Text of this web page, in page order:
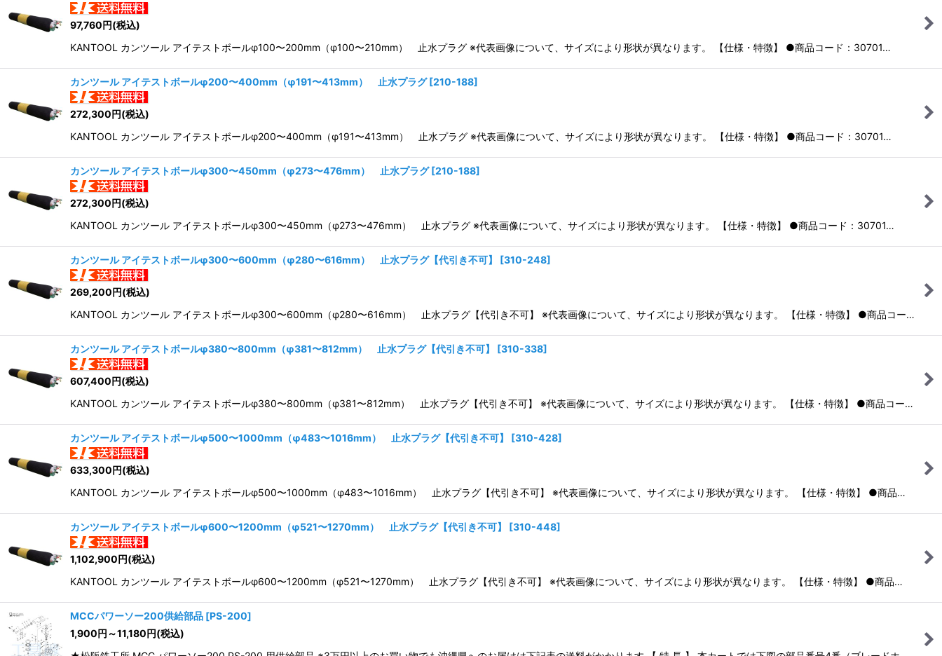
97,760円(税込)
KANTOOL カンツール アイテストボールφ100〜200mm（φ100〜210mm） 止水プラグ ※代表画像について、サイズにより形状が異なります。 【仕様・特徴】 ●商品コード：30701…
カンツール アイテストボールφ200〜400mm（φ191〜413mm） 止水プラグ [210-188]
272,300円(税込)
KANTOOL カンツール アイテストボールφ200〜400mm（φ191〜413mm） 止水プラグ ※代表画像について、サイズにより形状が異なります。 【仕様・特徴】 ●商品コード：30701…
カンツール アイテストボールφ300〜450mm（φ273〜476mm） 止水プラグ [210-188]
272,300円(税込)
KANTOOL カンツール アイテストボールφ300〜450mm（φ273〜476mm） 止水プラグ ※代表画像について、サイズにより形状が異なります。 【仕様・特徴】 ●商品コード：30701…
カンツール アイテストボールφ300〜600mm（φ280〜616mm） 止水プラグ【代引き不可】 [310-248]
269,200円(税込)
KANTOOL カンツール アイテストボールφ300〜600mm（φ280〜616mm） 止水プラグ【代引き不可】 ※代表画像について、サイズにより形状が異なります。 【仕様・特徴】 ●商品コー…
カンツール アイテストボールφ380〜800mm（φ381〜812mm） 止水プラグ【代引き不可】 [310-338]
607,400円(税込)
KANTOOL カンツール アイテストボールφ380〜800mm（φ381〜812mm） 止水プラグ【代引き不可】 ※代表画像について、サイズにより形状が異なります。 【仕様・特徴】 ●商品コー…
カンツール アイテストボールφ500〜1000mm（φ483〜1016mm） 止水プラグ【代引き不可】 [310-428]
633,300円(税込)
KANTOOL カンツール アイテストボールφ500〜1000mm（φ483〜1016mm） 止水プラグ【代引き不可】 ※代表画像について、サイズにより形状が異なります。 【仕様・特徴】 ●商品…
カンツール アイテストボールφ600〜1200mm（φ521〜1270mm） 止水プラグ【代引き不可】 [310-448]
1,102,900円(税込)
KANTOOL カンツール アイテストボールφ600〜1200mm（φ521〜1270mm） 止水プラグ【代引き不可】 ※代表画像について、サイズにより形状が異なります。 【仕様・特徴】 ●商品…
MCCパワーソー200供給部品 [PS-200]
1,900円 ～11,180円(税込)